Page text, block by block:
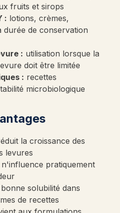
fruits et sirops
: lotions, crèmes,
durée de conservation
: utilisation lorsque la
doit être limitée
: recettes
microbiologique
la croissance des
levures
n'influence pratiquement
bonne solubilité dans
de recettes